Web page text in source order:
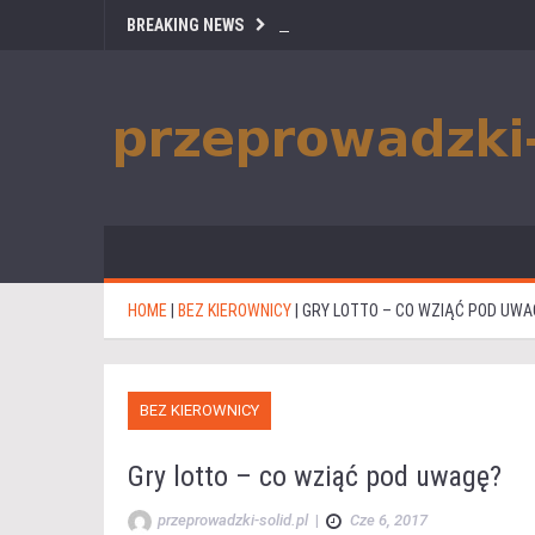
BREAKING NEWS
HOME BEZ KIEROWNICY GRY LOTTO – CO WZIĄĆ POD
BEZ KIEROWNICY
Gry lotto – co wziąć pod uwagę?
przeprowadzki-solid.pl | Cze 6, 2017